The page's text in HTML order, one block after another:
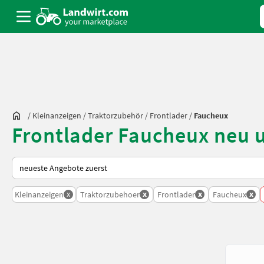
/ Kleinanzeigen /Traktorzubehör / Frontlader / Faucheux
Frontlader Faucheux neu
So wird auf Landwirt.com sortiert
Kleinanzeigen x Traktorzubehoer x Frontlader x Faucheux x